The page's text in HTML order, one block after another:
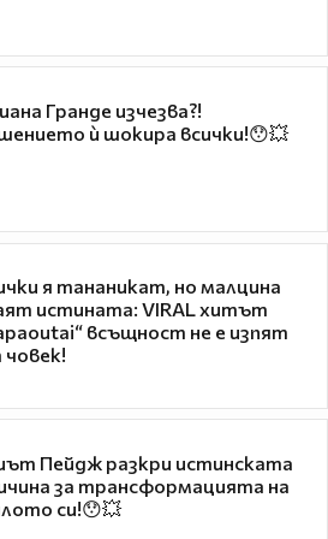
Гранде изчезва?!
ѝ шокира всички!😯💥
я тананикат, но малцина
истината: VIRAL хитът
всъщност не е изпят
Пейдж разкри истинската
за трансформацията на
си!😯💥